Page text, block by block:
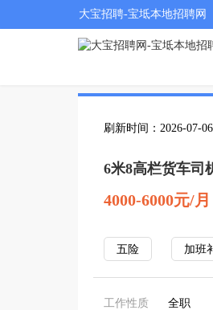
大宝招聘-宝坻本地招聘网
刷新时间：2026-07-
6米8高栏货车司
4000-6000元/月
五险 加班
工作性质 全职